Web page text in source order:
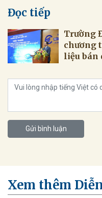
Đọc tiếp
Trường
chương
liệu bán
Gửi bình luận
Xem thêm